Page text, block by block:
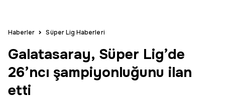
Haberler Süper Lig Haberleri
Galatasaray, Süper Lig’de
26’ncı şampiyonluğunu ilan
etti